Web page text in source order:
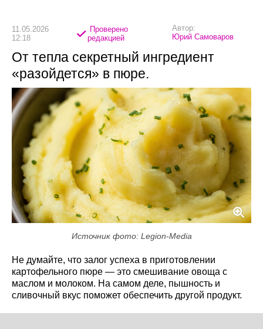
11.05.2026
12:18
Проверено
редакцией
Автор:
Юрий Самоваров
От тепла секретный ингредиент
«разойдется» в пюре.
Источник фото: Legion-Media
Не думайте, что залог успеха в приготовлении
картофельного пюре — это смешивание овоща с
маслом и молоком. На самом деле, пышность и
сливочный вкус поможет обеспечить другой продукт.